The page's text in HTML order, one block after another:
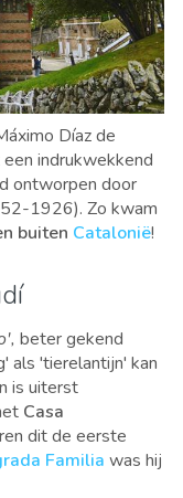
Díaz de
indrukwekkend
ontworpen door
1926). Zo kwam
buiten Catalonië!
beter gekend
als 'tierelantijn' kan
is uiterst
Casa
dit de eerste
Familia was hij